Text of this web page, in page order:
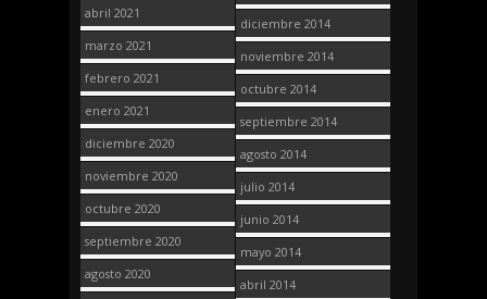
abril 2021
marzo 2021
febrero 2021
enero 2021
diciembre 2020
noviembre 2020
octubre 2020
septiembre 2020
agosto 2020
diciembre 2014
noviembre 2014
octubre 2014
septiembre 2014
agosto 2014
julio 2014
junio 2014
mayo 2014
abril 2014